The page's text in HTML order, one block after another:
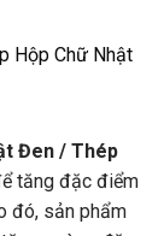
Hộp Chữ Nhật
Đen / Thép
tăng đặc điểm
đó, sản phẩm